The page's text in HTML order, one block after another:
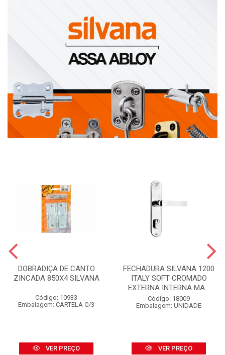
DOBRADIÇA DE CANTO
ZINCADA 850X4 SILVANA
Código: 10933
Embalagem: CARTELA C/3
VER PREÇO
FECHADURA SILVANA 1200
ITALY SOFT CROMADO
EXTERNA INTERNA MA...
Código: 18009
Embalagem: UNIDADE
VER PREÇO